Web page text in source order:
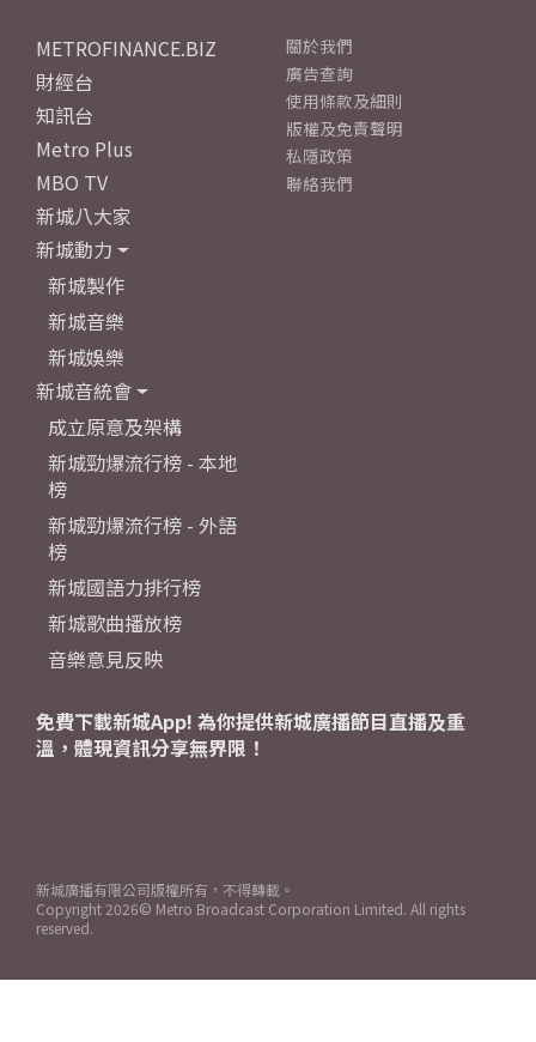
METROFINANCE.BIZ
財經台
知訊台
Metro Plus
MBO TV
新城八大家
新城動力
新城製作
新城音樂
新城娛樂
新城音統會
成立原意及架構
新城勁爆流行榜 - 本地
榜
新城勁爆流行榜 - 外語
榜
新城國語力排行榜
新城歌曲播放榜
音樂意見反映
關於我們
廣告查詢
使用條款及細則
版權及免責聲明
私隱政策
聯絡我們
免費下載新城App! 為你提供新城廣播節目直播及重
溫，體現資訊分享無界限！
新城廣播有限公司版權所有，不得轉載。
Copyright 2026© Metro Broadcast Corporation Limited. All rights
reserved.